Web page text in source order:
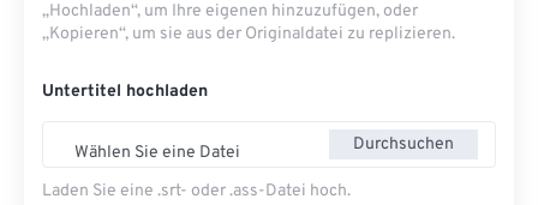
„Hochladen“, um Ihre eigenen hinzuzufügen, oder
„Kopieren“, um sie aus der Originaldatei zu replizieren.
Untertitel hochladen
Wählen Sie eine Datei Durchsuchen
Laden Sie eine .srt- oder .ass-Datei hoch.